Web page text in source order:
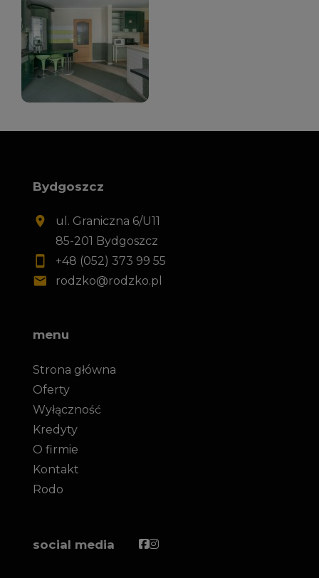
Bydgoszcz
ul. Graniczna 6/U11
85-201 Bydgoszcz
+48 (052) 373 99 55
rodzko@rodzko.pl
menu
Strona główna
Oferty
Wyłączność
Kredyty
O firmie
Kontakt
Rodo
social media Facebook
Facebook